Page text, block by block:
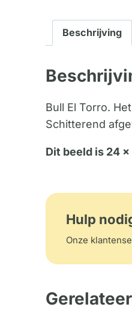
Beschrijving
Bull El Torro.
Schitterend
Dit beeld is 24 x
Hulp
Onze